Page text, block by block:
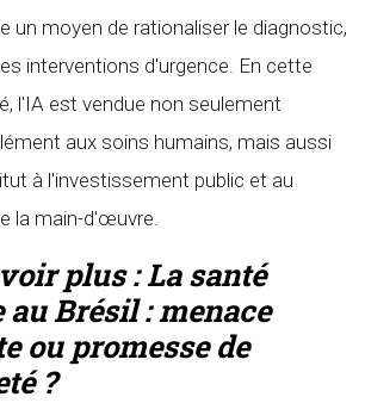
un moyen de rationaliser le diagnostic,
interventions d'urgence. En cette
l'IA est vendue non seulement
aux soins humains, mais aussi
à l'investissement public et au
la main-d'œuvre.
plus :La santé
Brésil : menace
ou promesse de
?